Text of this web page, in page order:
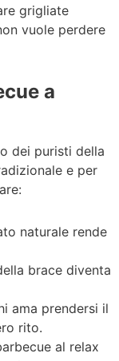
grigliate
vuole perdere
a
dei puristi della
e per
naturale rende
brace diventa
ama prendersi il
rito.
al relax